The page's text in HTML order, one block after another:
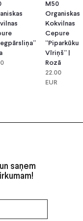
M50
Organiskas
Kokvilnas
Cepure
“Piparkūku
Vīriņš” |
Rozā
22.00
EUR
saņem